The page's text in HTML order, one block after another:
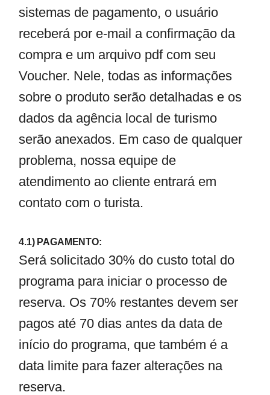
sistemas de pagamento, o usuário
receberá por e-mail a confirmação da
compra e um arquivo pdf com seu
Voucher. Nele, todas as informações
sobre o produto serão detalhadas e os
dados da agência local de turismo
serão anexados. Em caso de qualquer
problema, nossa equipe de
atendimento ao cliente entrará em
contato com o turista.
4.1) PAGAMENTO:
Será solicitado 30% do custo total do
programa para iniciar o processo de
reserva. Os 70% restantes devem ser
pagos até 70 dias antes da data de
início do programa, que também é a
data limite para fazer alterações na
reserva.